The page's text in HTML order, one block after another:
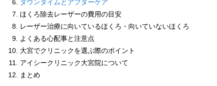
ダウンタイムとアフターケア
ほくろ除去レーザーの費用の目安
レーザー治療に向いているほくろ・向いていないほくろ
よくある心配事と注意点
大宮でクリニックを選ぶ際のポイント
アイシークリニック大宮院について
まとめ